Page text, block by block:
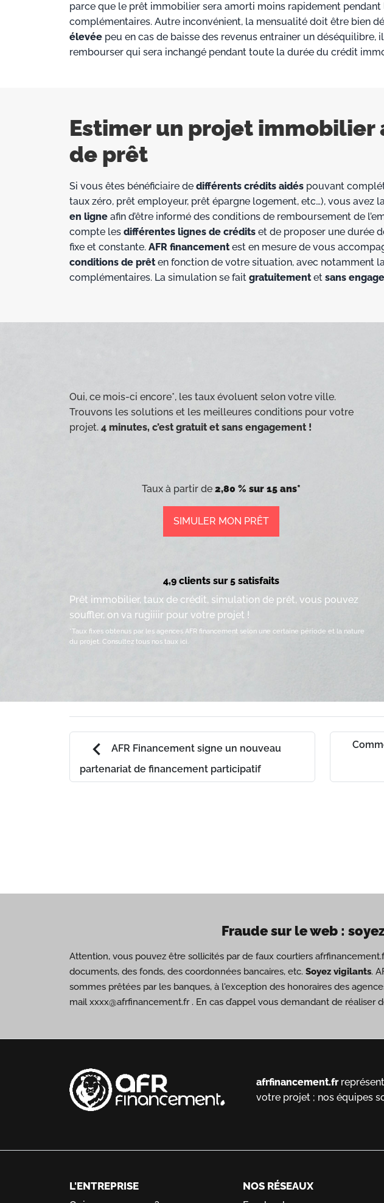
parce que le prêt immobilier sera amorti moins rapidement
complémentaires. Autre inconvénient, la mensualité doit être bien
élevée peu en cas de baisse des revenus entrainer un
rembourser qui sera inchangé pendant toute la durée du crédit
Estimer un projet immobilier
de prêt
Si vous êtes bénéficiaire de différents crédits aidés pouvant
taux zéro, prêt employeur, prêt épargne logement, etc…), vous avez
en ligne afin d’être informé des conditions de remboursement de
compte les différentes lignes de crédits et de proposer une durée
fixe et constante. AFR financementest en mesure de vous
conditions de prêten fonction de votre situation, avec notamment
complémentaires. La simulation se fait gratuitementet sans
Oui, ce mois-ci encore*, les taux évoluent selon votre ville.
Trouvons les solutions et les meilleures conditions pour votre
projet. 4 minutes, c’est gratuit et sans engagement !
Taux à partir de 2,80 % sur 15 ans*
SIMULER MON PRÊT
4,9 clients sur 5 satisfaits
Prêt immobilier, taux de crédit, simulation de prêt, vous pouvez
souffler, on va rugiiiir pour votre projet !
*Taux fixes obtenus par les agences AFR financement selon une certaine période et la nature
du projet. Consultez tous nos taux ici.
chevron_left
AFR Financement signe un nouveau
partenariat de financement participatif
Fraude sur le web :
Attention, vous pouvez être sollicités par de faux courtiers
documents, des fonds, des coordonnées bancaires, etc. Soyez vigilants.
sommes prêtées par les banques, à l'exception des honoraires des
mail xxxx@afrfinancement.fr . En cas d’appel vous demandant de
afrfinancement.fr
votre projet ; nos équipes
L'ENTREPRISE NOS RÉSEAUX